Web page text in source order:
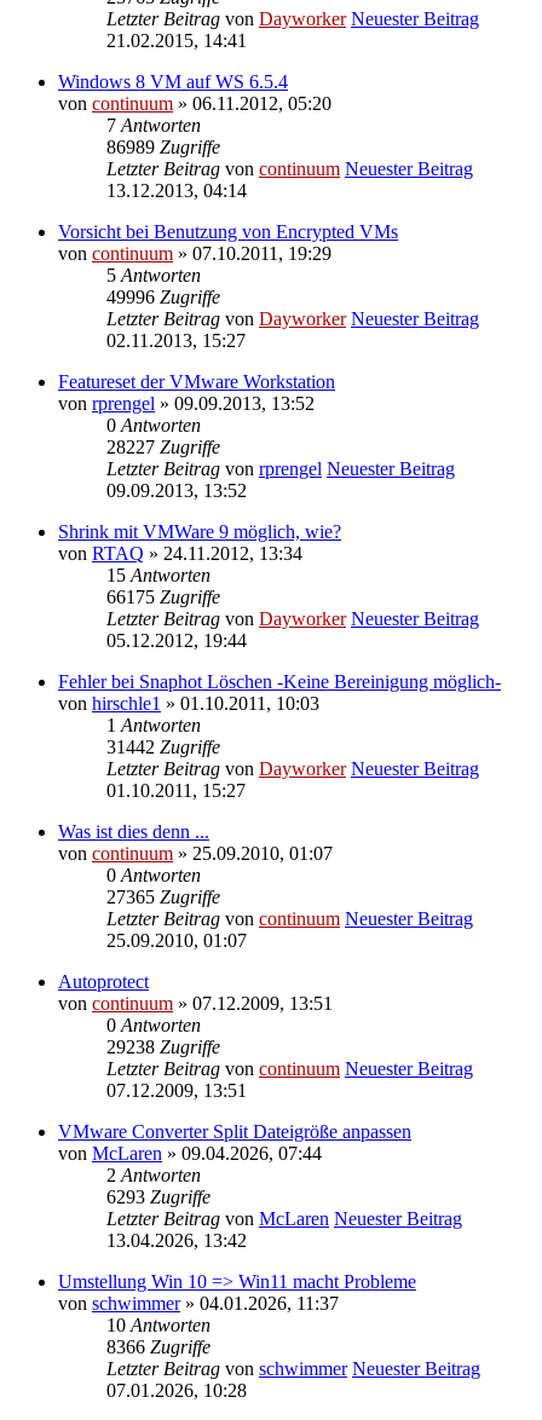
Letzter Beitrag von Dayworker Neuester Beitrag
21.02.2015, 14:41
Windows 8 VM auf WS 6.5.4
von continuum » 06.11.2012, 05:20
7 Antworten
86989 Zugriffe
Letzter Beitrag von continuum Neuester Beitrag
13.12.2013, 04:14
Vorsicht bei Benutzung von Encrypted VMs
von continuum » 07.10.2011, 19:29
5 Antworten
49996 Zugriffe
Letzter Beitrag von Dayworker Neuester Beitrag
02.11.2013, 15:27
Featureset der VMware Workstation
von rprengel » 09.09.2013, 13:52
0 Antworten
28227 Zugriffe
Letzter Beitrag von rprengel Neuester Beitrag
09.09.2013, 13:52
Shrink mit VMWare 9 möglich, wie?
von RTAQ » 24.11.2012, 13:34
15 Antworten
66175 Zugriffe
Letzter Beitrag von Dayworker Neuester Beitrag
05.12.2012, 19:44
Fehler bei Snaphot Löschen -Keine Bereinigung möglich-
von hirschle1 » 01.10.2011, 10:03
1 Antworten
31442 Zugriffe
Letzter Beitrag von Dayworker Neuester Beitrag
01.10.2011, 15:27
Was ist dies denn ...
von continuum » 25.09.2010, 01:07
0 Antworten
27365 Zugriffe
Letzter Beitrag von continuum Neuester Beitrag
25.09.2010, 01:07
Autoprotect
von continuum » 07.12.2009, 13:51
0 Antworten
29238 Zugriffe
Letzter Beitrag von continuum Neuester Beitrag
07.12.2009, 13:51
VMware Converter Split Dateigröße anpassen
von McLaren » 09.04.2026, 07:44
2 Antworten
6293 Zugriffe
Letzter Beitrag von McLaren Neuester Beitrag
13.04.2026, 13:42
Umstellung Win 10 => Win11 macht Probleme
von schwimmer» 04.01.2026, 11:37
10 Antworten
8366 Zugriffe
Letzter Beitrag von schwimmer Neuester Beitrag
07.01.2026, 10:28